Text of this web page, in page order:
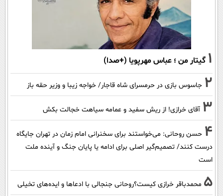
1 گیتار من ؛ عباس مهرپویا (+صدا)
2 جاسوس بازی در حرمسرای شاه قاجار/ خواجه زیبا و وزیر حقه باز
3 آقای خرازی! از ریش سفید و عمامه سیاهت خجالت بکش
4 حسن روحانی: می‌خواستند برای سخنرانی امام زمان در تهران جایگاه
درست کنند/ تصمیم‌گیر اصلی برای ادامه یا پایان جنگ و آینده ملت
است
5 محمدباقر خرازی کیست؟روحانی جنجالی با ادعاها و ایده‌های تخیلی